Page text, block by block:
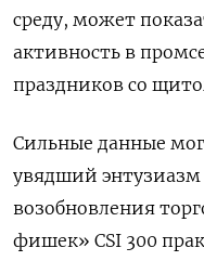
среду, может
активность в
праздников со
Сильные данные
увядший
возобновления
фишек» CSI 300